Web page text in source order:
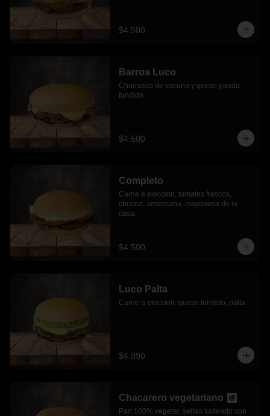
$4.500
Barros Luco
Churrasco de vacuno y queso gauda
fundido.
$4.500
Completo
Carne a eleccion, tomates frescos,
chucrut, americana, mayonesa de la
casa.
$4.500
Luco Palta
Carne a eleccion, queso fundido, palta.
$4.990
Chacarero vegetariano
Pan 100% vegetal, seitan salteado con